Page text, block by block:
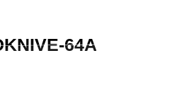
64A
64A